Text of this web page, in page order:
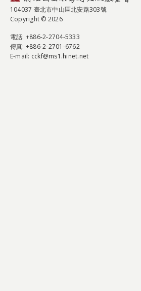
104037 臺北市中山區北安路303號
Copyright © 2026
電話: +886-2-2704-5333
傳真: +886-2-2701-6762
E-mail: cckf@ms1.hinet.net